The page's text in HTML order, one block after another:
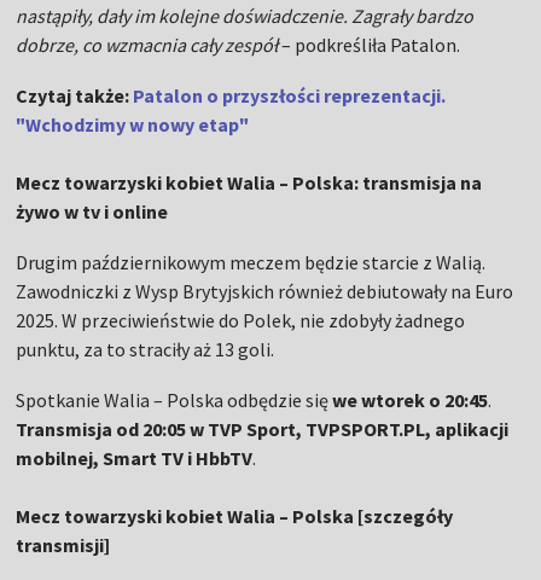
nastąpiły, dały im kolejne doświadczenie. Zagrały bardzo
dobrze, co wzmacnia cały zespół– podkreśliła Patalon.
Czytaj także: Patalon o przyszłości reprezentacji.
"Wchodzimy w nowy etap"
Mecz towarzyski kobiet Walia – Polska: transmisja na
żywo w tv i online
Drugim październikowym meczem będzie starcie z Walią.
Zawodniczki z Wysp Brytyjskich również debiutowały na Euro
2025. W przeciwieństwie do Polek, nie zdobyły żadnego
punktu, za to straciły aż 13 goli.
Spotkanie Walia – Polska odbędzie sięwe wtorek o 20:45.
Transmisja od 20:05 w TVP Sport, TVPSPORT.PL, aplikacji
mobilnej, Smart TV i HbbTV.
Mecz towarzyski kobiet Walia – Polska [szczegóły
transmisji]